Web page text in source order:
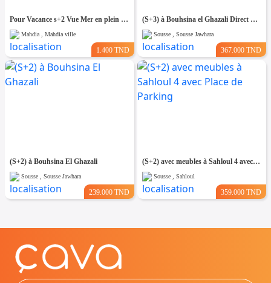
Pour Vacance s+2 Vue Mer en plein Zone Touristique Mahdia
Mahdia , Mahdia ville
1.400 TND
(S+3) à Bouhsina el Ghazali Direct Promoteur
Sousse , Sousse Jawhara
367.000 TND
(S+2) à Bouhsina El Ghazali
Sousse , Sousse Jawhara
239.000 TND
(S+2) avec meubles à Sahloul 4 avec Place de Parking
Sousse , Sahloul
359.000 TND